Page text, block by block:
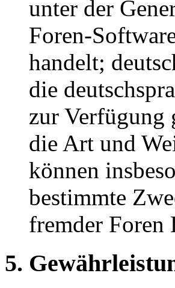
unter der
Foren-
handelt;
die
zur Verfügung
die Art und
können
bestimmte
fremder Foren
5.